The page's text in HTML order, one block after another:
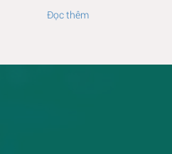
Đọc thêm